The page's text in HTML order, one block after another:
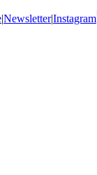
|Newsletter|Instagram